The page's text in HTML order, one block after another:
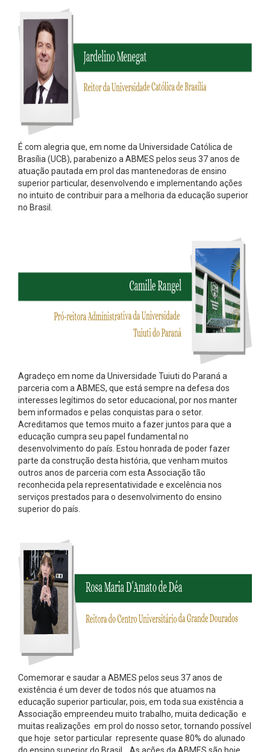
É com alegria que, em nome da Universidade Católica de
Brasília (UCB), parabenizo a ABMES pelos seus 37 anos de
atuação pautada em prol das mantenedoras de ensino
superior particular, desenvolvendo e implementando ações
no intuito de contribuir para a melhoria da educação superior
no Brasil.
Agradeço em nome da Universidade Tuiuti do Paraná a
parceria com a ABMES, que está sempre na defesa dos
interesses legítimos do setor educacional, por nos manter
bem informados e pelas conquistas para o setor.
Acreditamos que temos muito a fazer juntos para que a
educação cumpra seu papel fundamental no
desenvolvimento do país. Estou honrada de poder fazer
parte da construção desta história, que venham muitos
outros anos de parceria com esta Associação tão
reconhecida pela representatividade e excelência nos
serviços prestados para o desenvolvimento do ensino
superior do país.
Comemorar e saudar a ABMES pelos seus 37 anos de
existência é um dever de todos nós que atuamos na
educação superior particular, pois, em toda sua existência a
Associação empreendeu muito trabalho, muita dedicação e
muitas realizações em prol do nosso setor, tornando possível
que hoje setor particular represente quase 80% do alunado
do ensino superior do Brasil. As ações da ABMES são hoje